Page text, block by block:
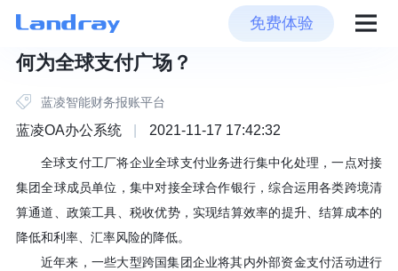
免费体验
何为全球支付广场？
蓝凌智能财务报账平台
蓝凌OA办公系统 2021-11-17 17:42:32
全球支付工厂将企业全球支付业务进行集中化处理，一点对接
集团全球成员单位，集中对接全球合作银行，综合运用各类跨境清
算通道、政策工具、税收优势，实现结算效率的提升、结算成本的
降低和利率、汇率风险的降低。
近年来，一些大型跨国集团企业将其内外部资金支付活动进行